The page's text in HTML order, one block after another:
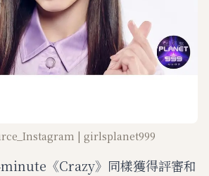
| girlsplanet999
《Crazy》同樣獲得評審和